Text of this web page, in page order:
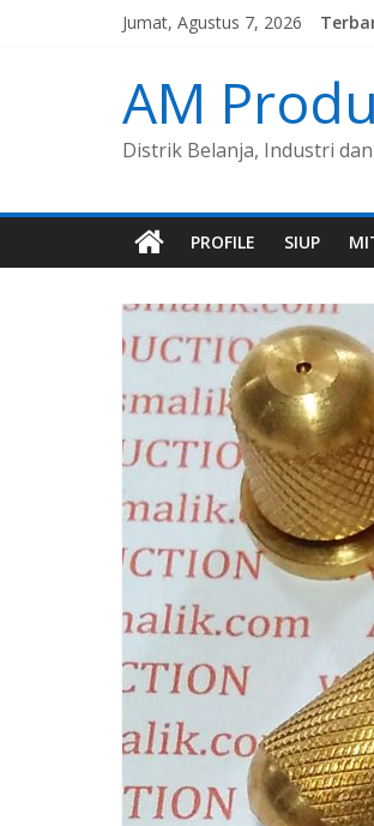
Jumat, Agustus 7, 2026
AM
Distrik Belanja, Industri
PROFILE SIUP